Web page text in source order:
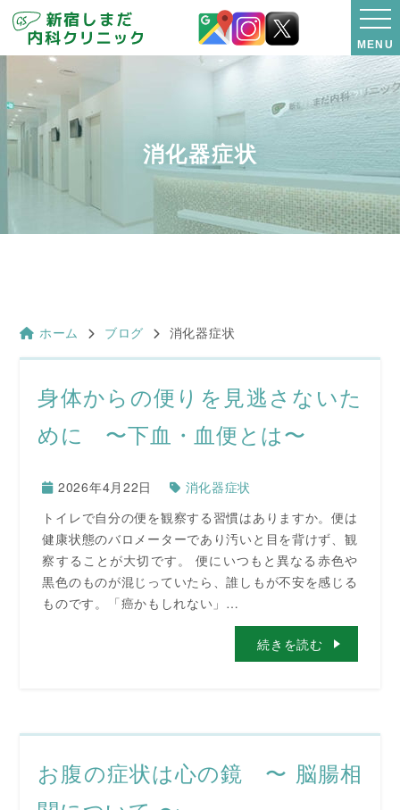
MENU
消化器症状
ホーム ブログ 消化器症状
身体からの便りを見逃さないた
めに 〜下血・血便とは〜
2026年4月22日
消化器症状
トイレで自分の便を観察する習慣はありますか。便は
健康状態のバロメーターであり汚いと目を背けず、観
察することが大切です。 便にいつもと異なる赤色や
黒色のものが混じっていたら、誰しもが不安を感じる
ものです。「癌かもしれない」…
続きを読む
お腹の症状は心の鏡 〜 脳腸相